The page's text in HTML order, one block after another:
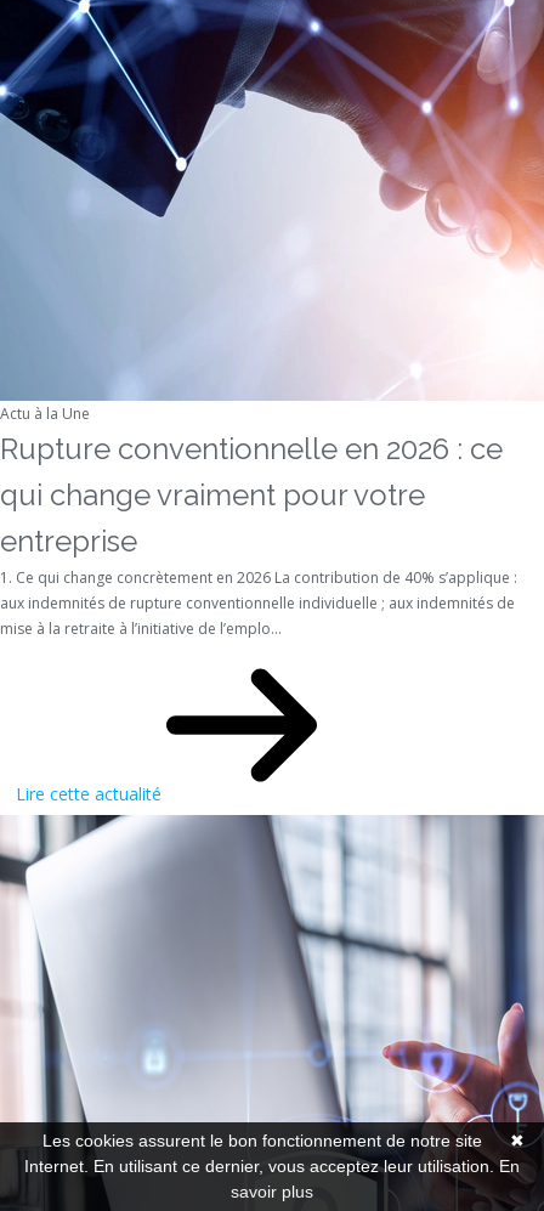
Actu à la Une
Rupture conventionnelle en 2026 : ce
qui change vraiment pour votre
entreprise
1. Ce qui change concrètement en 2026 La contribution de 40% s’applique :
aux indemnités de rupture conventionnelle individuelle ; aux indemnités de
mise à la retraite à l’initiative de l’emplo...
Lire cette actualité
✖
Les cookies assurent le bon fonctionnement de notre site
Internet. En utilisant ce dernier, vous acceptez leur utilisation.En
savoir plus